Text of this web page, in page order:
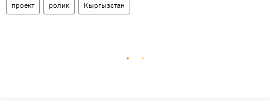
проект ролик Кыргызстан